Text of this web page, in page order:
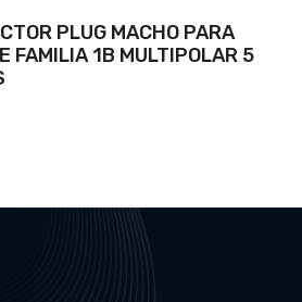
PLUG MACHO PARA
FAMILIA 1B MULTIPOLAR 5